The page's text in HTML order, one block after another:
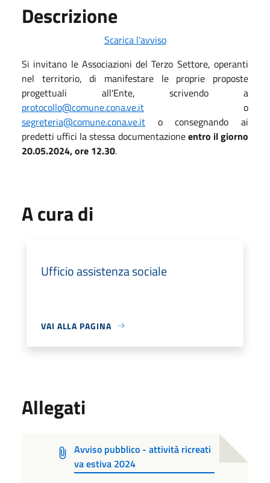
Descrizione
Scarica l'avviso
Si invitano le Associazioni del Terzo Settore, operanti
nel territorio, di manifestare le proprie proposte
progettuali all'Ente, scrivendo a
protocollo@comune.cona.ve.it o
segreteria@comune.cona.ve.it o consegnando ai
predetti uffici la stessa documentazioneentro il giorno
20.05.2024, ore 12.30.
A cura di
Ufficio assistenza sociale
VAI ALLA PAGINA
Allegati
Avviso pubblico - attività ricreati
va estiva 2024